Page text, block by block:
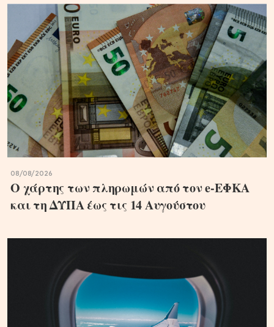
08/08/2026
Ο χάρτης των πληρωμών από τον e-ΕΦΚΑ
και τη ΔΥΠΑ έως τις 14 Αυγούστου